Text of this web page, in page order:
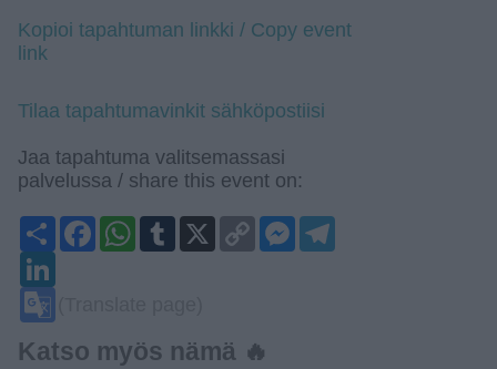
Kopioi tapahtuman linkki / Copy event
link
Tilaa tapahtumavinkit sähköpostiisi
Jaa tapahtuma valitsemassasi
palvelussa / share this event on:
ShareFacebookWhatsApp
Tumblr
X
Copy
Link
Messenger
Katso myös nämä 🔥